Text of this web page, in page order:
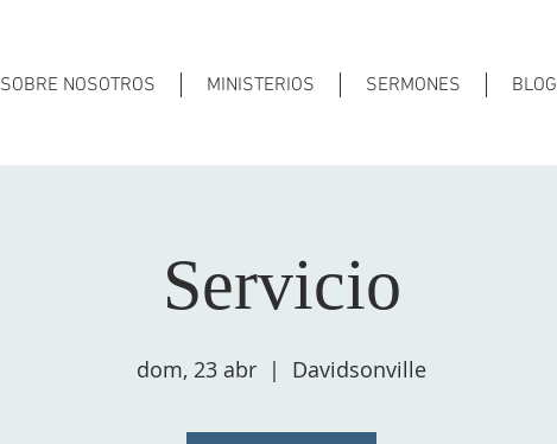
SOBRE NOSOTROS MINISTERIOS SERMONES BLOG
Servicio
dom, 23 abr
  |
Davidsonville